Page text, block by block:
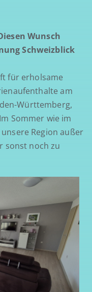
Wunsch
Schweizblick
für erholsame
am
Württemberg,
Sommer wie im
Region außer
sonst noch zu